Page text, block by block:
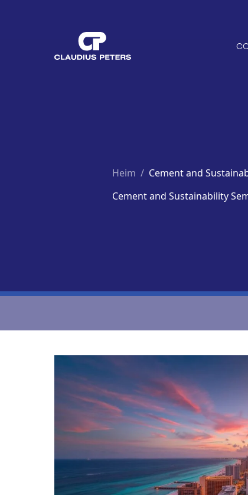
Heim / Cement and
Cement and Sustainability